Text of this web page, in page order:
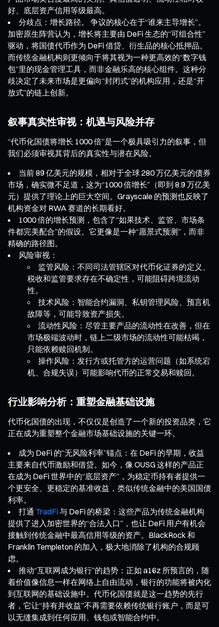
好、底层资产信用等级最高。
分歧点：增长路径。 争议的核心在于“谁来主导增长”。
加密原生阵营认为，增长将主要由 DeFi 生态的“可组合性”
驱动，将国债代币作为 DeFi 借贷、衍生品的核心抵押品。
而传统金融机构则更倾向于将其视为一种更高效的“数字钱
包”里的现金管理工具，而非金融乐高的核心组件。这种分
歧决定了未来市场是更偏向“封闭式”的机构应用，还是“开
放式”的链上创新。
叙事真实性审视：机遇与风险并存
“代币化国债将增长 1000 倍”是一个极具吸引力的叙事，但
我们必须审视其背后的真实性与潜在风险。
当前 89 亿美元的规模，相对于全球 280 万亿美元的债券
市场，确实微不足道，这为“1000 倍增长”（即到 8.9 万亿美
元）提供了理论上的巨大空间。Grayscale 的预测也反映了
机构资金对 RWA 赛道的长期看好。
1000 倍的增长预测，包含了“如果技术、监管、市场条
件都完美配合”的假设。它更像是一种“愿景式预测”，而非
精确的路径图。
风险审视：
监管风险：不同司法管辖区对代币化证券的定义、
税收和监管要求存在不确定性，可能阻碍跨境流动
性。
技术风险：智能合约漏洞、私钥管理风险、预言机
故障等，可能导致资产损失。
流动性风险：尽管主要产品的流动性在改善，但在
市场极端波动时，链上二级市场的流动性可能枯竭，
只能依赖赎回机制。
操作风险：发行方或托管方的运营问题（如系统宕
机、合规失误）可能影响代币的正常交易和赎回。
行业影响分析：重塑金融基础设施
代币化国债的出现，不仅仅是创造了一个新的投资品类，它
正在成为重塑整个金融市场基础设施的关键一环。
成为 DeFi 的“无风险利率”锚点：在 DeFi 的早期，收益
主要来自代币激励和借贷。如今，像 OUSG 这样的产品正
在成为 DeFi 世界中的“底层资产”，为稳定币持有者提供一
个更安全、更稳定的基准收益，类似传统金融中的美国国债
利率。
打通 TradFi与 DeFi 的桥梁：这些产品为传统金融机构
提供了进入加密世界的“合法入口”，也让 DeFi 用户有机会
接触到传统金融中最高信用等级的资产。BlackRock 和
Franklin Templeton 的加入，极大地消除了机构的合规顾
虑。
推动“互联网成为银行”的趋势：正如 a16z 所预言的，随
着价值像信息一样在网络上自由流动，银行的功能将被内化
到互联网的基础设施中。代币化国债就是这一趋势的先行
者，它让“持有并收益”不再需要依赖传统银行账户，而是可
以无缝集成到任何应用、钱包或智能合约中。